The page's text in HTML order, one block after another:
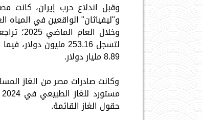
و"ليفياثان" الواقعين في المياه
8.89 مليار دولار.
وكانت صادرات مصر من الغاز
حقول الغاز القائمة.